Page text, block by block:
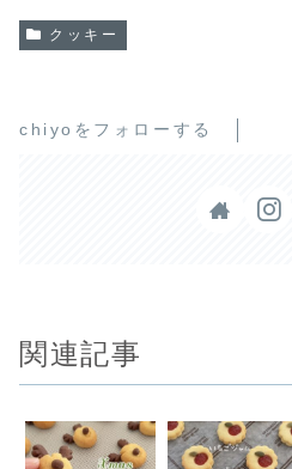
クッキー
chiyoをフォローする
関連記事